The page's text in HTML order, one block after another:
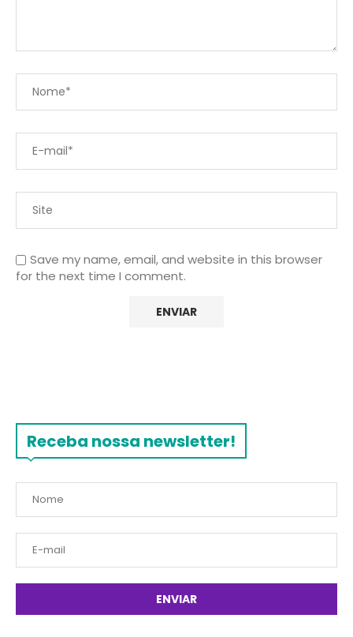
Save my name, email, and website in this browser
for the next time I comment.
Receba nossa newsletter!